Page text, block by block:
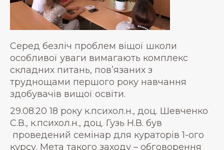
Серед безліч проблем віщої школи
особливої уваги вимагають комплекс
складних питань, пов’язаних з
труднощами першого року навчання
здобувачів вищої освіти.
29.08.20 18 року к.психол.н., доц. Шевченко
С.В., к.психол.н., доц. Гузь Н.В. був
проведений семінар для кураторів 1-ого
курсу. Мета такого заходу – обговорення